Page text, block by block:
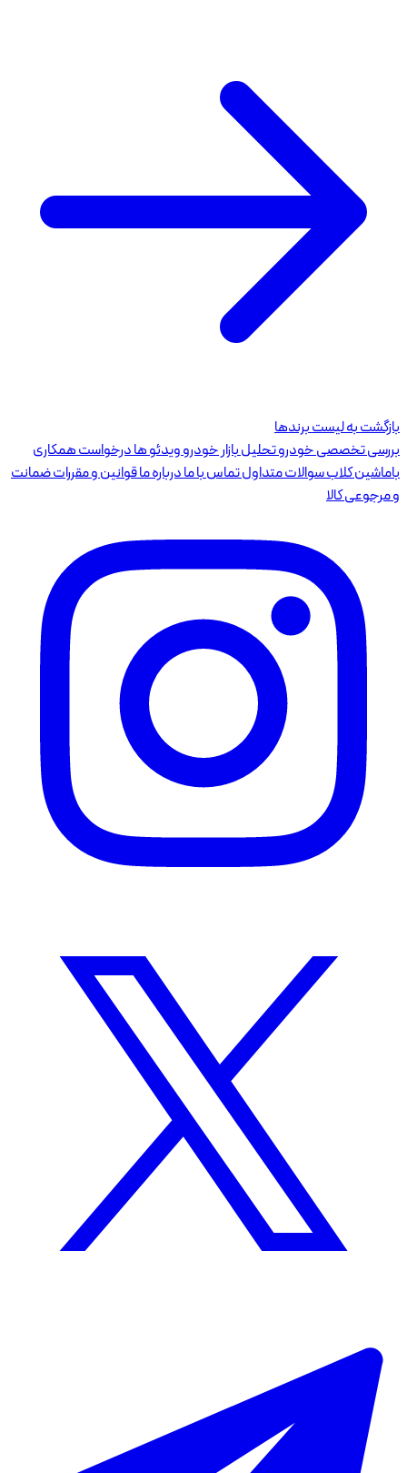
بازگشت به لیست برندها
بررسی تخصصی خودروتحلیل بازار خودروویدئو هادرخواست همکاری
باماشین کلابسوالات متداولتماس با مادرباره ماقوانین و مقرراتضمانت
و مرجوعی کالا